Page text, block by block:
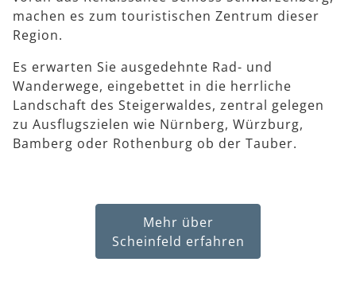
machen es zum touristischen Zentrum dieser
Region.
Es erwarten Sie ausgedehnte Rad- und
Wanderwege, eingebettet in die herrliche
Landschaft des Steigerwaldes, zentral gelegen
zu Ausflugszielen wie Nürnberg, Würzburg,
Bamberg oder Rothenburg ob der Tauber.
Mehr über
Scheinfeld erfahren